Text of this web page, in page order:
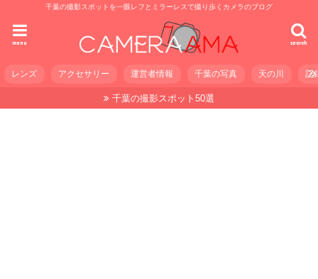
千葉の撮影スポットを一眼レフとミラーレスで撮り歩くカメラのブログ
search
menu
レンズ アクセサリー 運営者情報 千葉の写真 天の川 記
千葉の撮影スポット50選